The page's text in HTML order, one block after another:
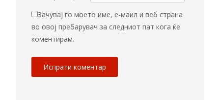
Зачувај го моето име, е-маил и веб страна
во овој пребарувач за следниот пат кога ќе
коментирам.